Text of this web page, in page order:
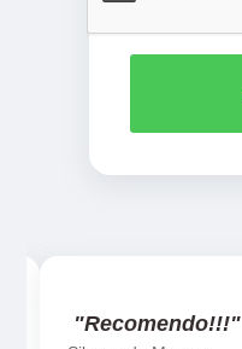
"Recomendo!!!"